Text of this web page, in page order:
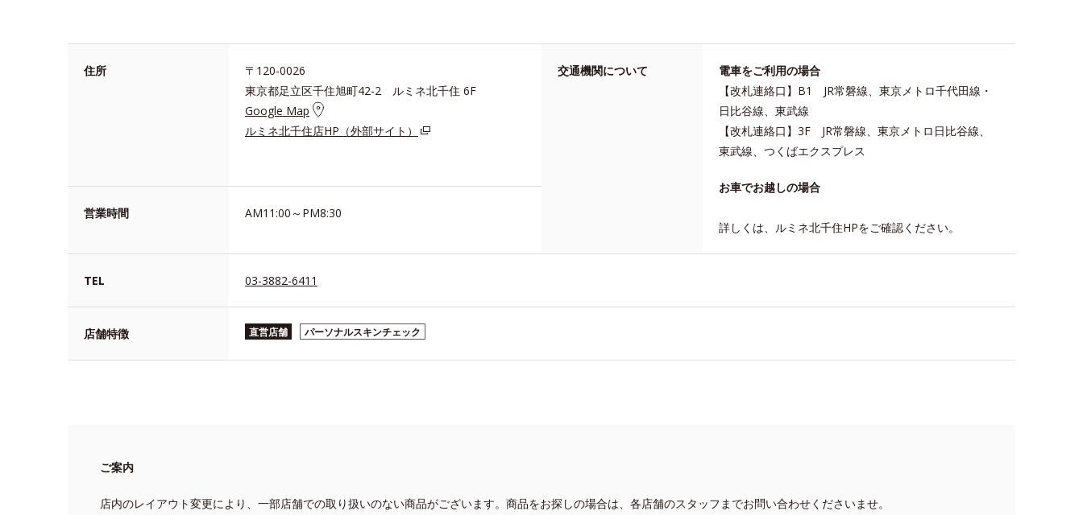
住所
〒120-0026
東京都足立区千住旭町42-2 ルミネ北千住 6F
Google Map
ルミネ北千住店HP（外部サイト）
交通機関について
電車をご利用の場合
【改札連絡口】B1 JR常磐線、東京メトロ千代田線・
日比谷線、東武線
【改札連絡口】3F JR常磐線、東京メトロ日比谷線、
東武線、つくばエクスプレス
お車でお越しの場合
詳しくは、ルミネ北千住HPをご確認ください。
営業時間 AM11:00～PM8:30
TEL 03-3882-6411
店舗特徴 直営店舗 パーソナルスキンチェック
ご案内
店内のレイアウト変更により、一部店舗での取り扱いのない商品がございます。商品をお探しの場合は、各店舗のスタッフまでお問い合わせくださいませ。